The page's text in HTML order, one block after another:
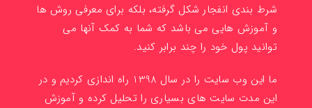
شرط بندی انفجار شکل گرفته، بلکه برای معرفی روش ها
و آموزش هایی می باشد که شما به کمک آنها می
توانید پول خود را چند برابر کنید.
ما این وب سایت را در سال 1398 راه اندازی کردیم و در
این مدت سایت های بسیاری را تحلیل کرده و آموزش